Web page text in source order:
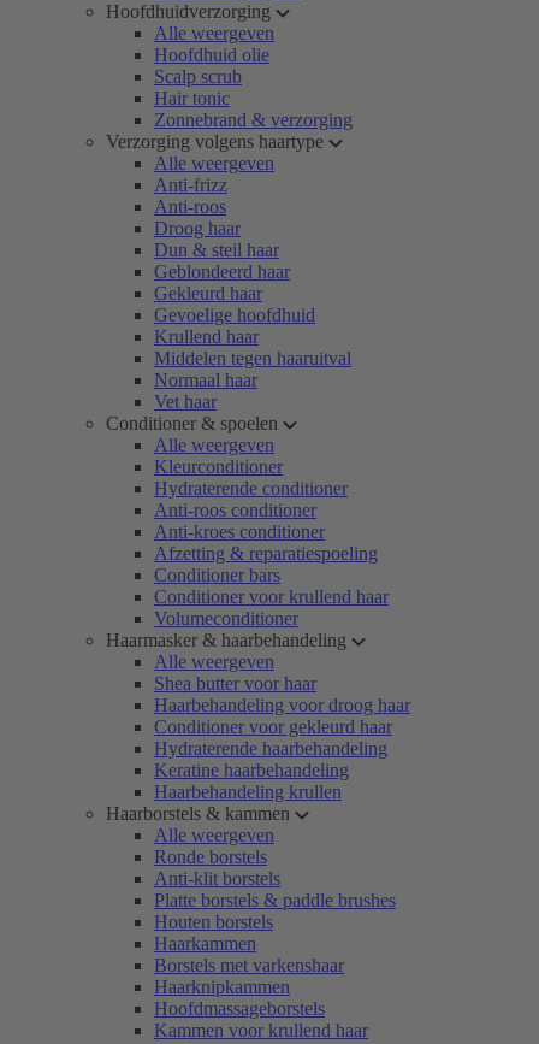
Hoofdhuidverzorging
Alle weergeven
Hoofdhuid olie
Scalp scrub
Hair tonic
Zonnebrand & verzorging
Verzorging volgens haartype
Alle weergeven
Anti-frizz
Anti-roos
Droog haar
Dun & steil haar
Geblondeerd haar
Gekleurd haar
Gevoelige hoofdhuid
Krullend haar
Middelen tegen haaruitval
Normaal haar
Vet haar
Conditioner & spoelen
Alle weergeven
Kleurconditioner
Hydraterende conditioner
Anti-roos conditioner
Anti-kroes conditioner
Afzetting & reparatiespoeling
Conditioner bars
Conditioner voor krullend haar
Volumeconditioner
Haarmasker & haarbehandeling
Alle weergeven
Shea butter voor haar
Haarbehandeling voor droog haar
Conditioner voor gekleurd haar
Hydraterende haarbehandeling
Keratine haarbehandeling
Haarbehandeling krullen
Haarborstels & kammen
Alle weergeven
Ronde borstels
Anti-klit borstels
Platte borstels & paddle brushes
Houten borstels
Haarkammen
Borstels met varkenshaar
Haarknipkammen
Hoofdmassageborstels
Kammen voor krullend haar